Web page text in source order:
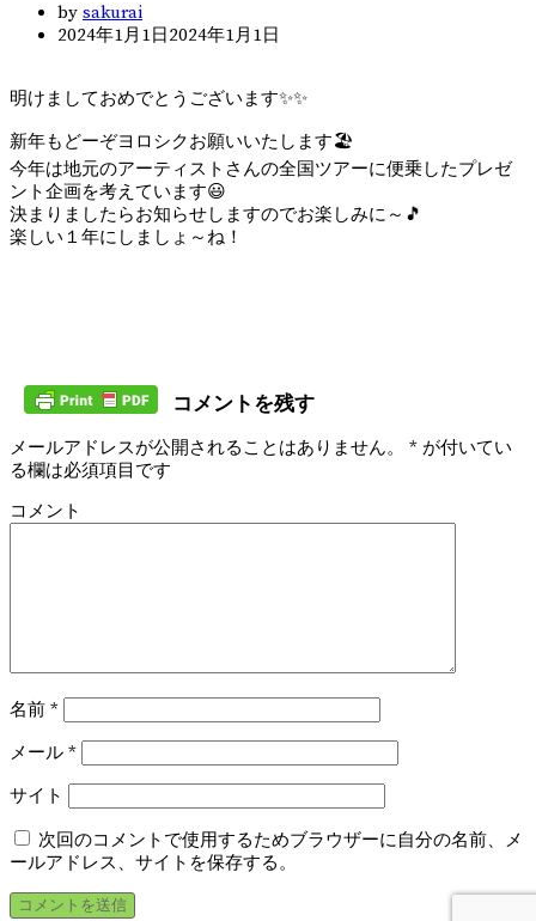
by sakurai
2024年1月1日 2024年1月1日
明けましておめでとうございます✨✨
新年もどーぞヨロシクお願いいたします🏖️
今年は地元のアーティストさんの全国ツアーに便乗したプレゼ
ント企画を考えています😃
決まりましたらお知らせしますのでお楽しみに～🎵
楽しい１年にしましょ～ね！
コメントを残す
メールアドレスが公開されることはありません。 * が付いてい
る欄は必須項目です
コメント
名前 *
メール *
サイト
次回のコメントで使用するためブラウザーに自分の名前、メ
ールアドレス、サイトを保存する。